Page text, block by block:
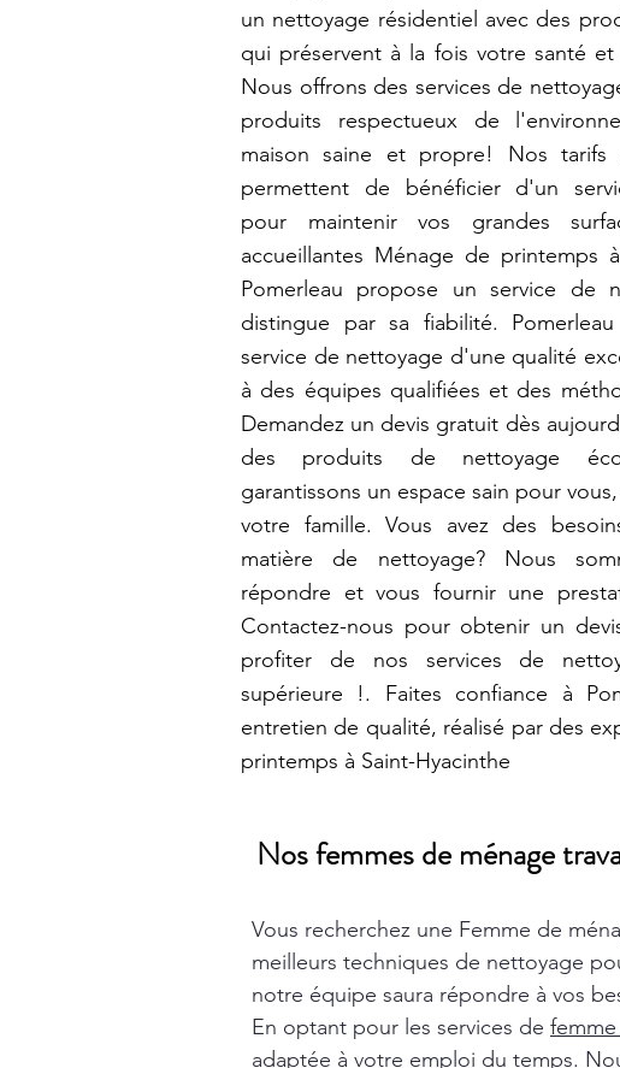
un nettoyage résidentiel avec des
qui préservent à la fois votre santé et
Nous offrons des services de
produits respectueux de
maison saine et propre! Nos tarifs
permettent de bénéficier d'un
pour maintenir vos grandes
accueillantes Ménage de printemps
Pomerleau propose un service de
distingue par sa fiabilité.
service de nettoyage d'une qualité
à des équipes qualifiées et des
Demandez un devis gratuit dès
des produits de nettoyage
garantissons un espace sain pour
votre famille. Vous avez des
matière de nettoyage? Nous
répondre et vous fournir une
Contactez-nous pour obtenir un
profiter de nos services de
supérieure !. Faites confiance à
entretien de qualité, réalisé par des
printemps à Saint-Hyacinthe
Nos femmes de ménage
Vous recherchez une Femme de
meilleurs techniques de nettoyage
notre équipe saura répondre à vos
En optant pour les services de
adaptée à votre emploi du temps.